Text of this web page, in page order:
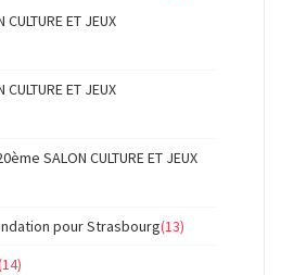
ET JEUX
ET JEUX
SALON CULTURE ET JEUX
pour Strasbourg(13)